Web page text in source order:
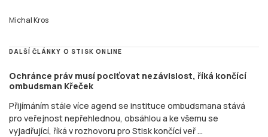
Michal Kros
DALŠÍ ČLÁNKY O STISK ONLINE
Ochránce práv musí pociťovat nezávislost, říká končící
ombudsman Křeček
Přijímáním stále více agend se instituce ombudsmana stává
pro veřejnost nepřehlednou, obsáhlou a ke všemu se
vyjadřující, říká v rozhovoru pro Stisk končící veř ...